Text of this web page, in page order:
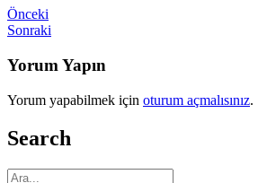
Önceki
Sonraki
Yorum Yapın
Yorum yapabilmek için oturum açmalısınız.
Search